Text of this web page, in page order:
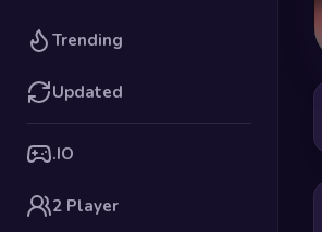
Trending
Updated
.IO
2 Player